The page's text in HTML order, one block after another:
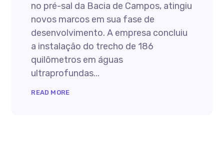
no pré-sal da Bacia de Campos, atingiu
novos marcos em sua fase de
desenvolvimento. A empresa concluiu
a instalação do trecho de 186
quilômetros em águas
ultraprofundas...
READ MORE